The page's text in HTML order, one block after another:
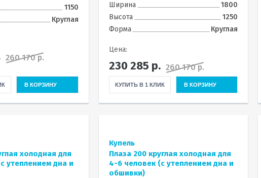
1150
Круглая
260 170 р.
В КОРЗИНУ
Ширина
1800
Высота
1250
Форма
Круглая
Цена:
230 285 р. 260 170 р.
КУПИТЬ В 1 КЛИК В КОРЗИНУ
холодная для
утеплением дна и
Купель
Плаза 200 круглая холодная для
4-6 человек (с утеплением дна и
обшивки)